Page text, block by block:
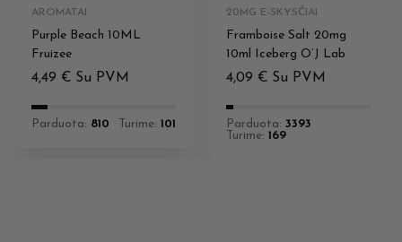
AROMATAI
Purple Beach 10ML
Fruizee
4,49 € Su PVM
Parduota: 810 Turime: 101
20MG E-SKYSČIAI
Framboise Salt 20mg
10ml Iceberg O’J Lab
4,09 € Su PVM
Parduota: 3393
Turime: 169